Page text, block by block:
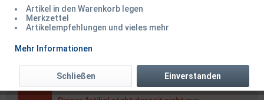
Finger Black Größe M L XL
Artikel in den Warenkorb legen
Merkzettel
Artikelempfehlungen und vieles mehr
Mehr Informationen
Einverstanden
Schließen